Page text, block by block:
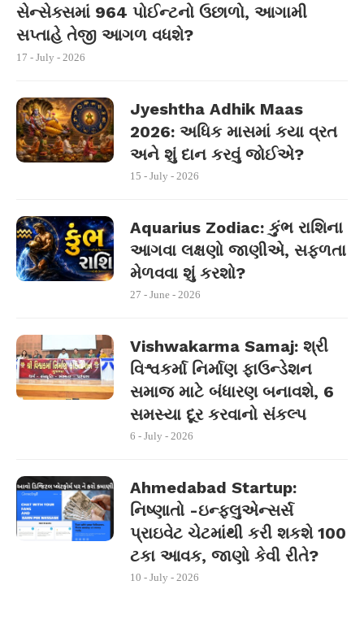
સેન્સેક્સમાં 964 પોઈન્ટનો ઉછાળો, આગામી
સપ્તાહે તેજી આગળ વધશે?
17 - July - 2026
Jyeshtha Adhik Maas
2026: અધિક માસમાં કયા વ્રત
અને શું દાન કરવું જોઈએ?
15 - July - 2026
Aquarius Zodiac: કુંભ રાશિના
આગવા લક્ષણો જાણીએ, સફળતા
મેળવવા શું કરશો?
27 - June - 2026
Vishwakarma Samaj: શ્રી
વિશ્વકર્મા નિર્માણ ફાઉન્ડેશન
સમાજ માટે બંધારણ બનાવશે, 6
સમસ્યા દૂર કરવાનો સંકલ્પ
6 - July - 2026
Ahmedabad Startup:
નિષ્ણાતો -ઇન્ફ્લુએન્સર્સ
પ્રાઇવેટ ચેટમાંથી કરી શકશે 100
ટકા આવક, જાણો કેવી રીતે?
10 - July - 2026